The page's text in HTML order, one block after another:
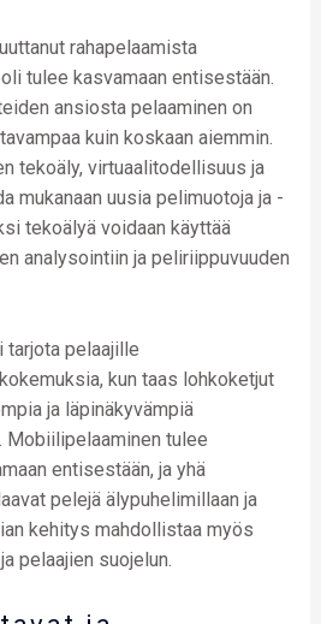
rahapelaamista
tulee kasvamaan entisestään.
ansiosta pelaaminen on
kuin koskaan aiemmin.
tekoäly, virtuaalitodellisuus ja
mukanaan uusia pelimuotoja ja -
tekoälyä voidaan käyttää
analysointiin ja peliriippuvuuden
pelaajille
kun taas lohkoketjut
ja läpinäkyvämpiä
Mobiilipelaaminen tulee
entisestään, ja yhä
pelejä älypuhelimillaan ja
kehitys mahdollistaa myös
pelaajien suojelun.